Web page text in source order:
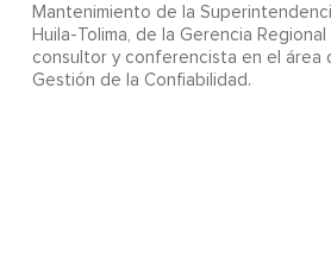
Mantenimiento de la
Huila-Tolima, de la Gerencia Regional
consultor y conferencista en el área
Gestión de la Confiabilidad.